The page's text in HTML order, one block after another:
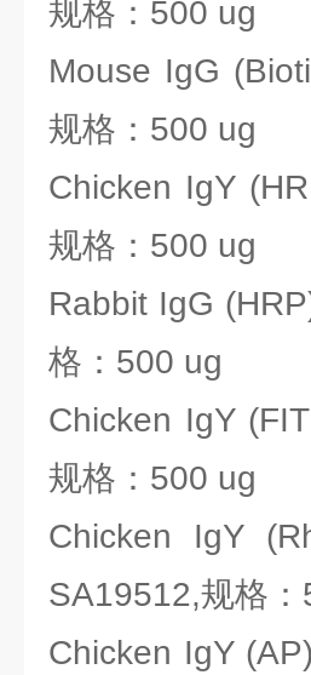
规格：500 ug
Mouse IgG
规格：500 ug
Chicken IgY
规格：500 ug
Rabbit IgG
格：500 ug
Chicken IgY
规格：500 ug
Chicken IgY
SA19512,规格
Chicken IgY